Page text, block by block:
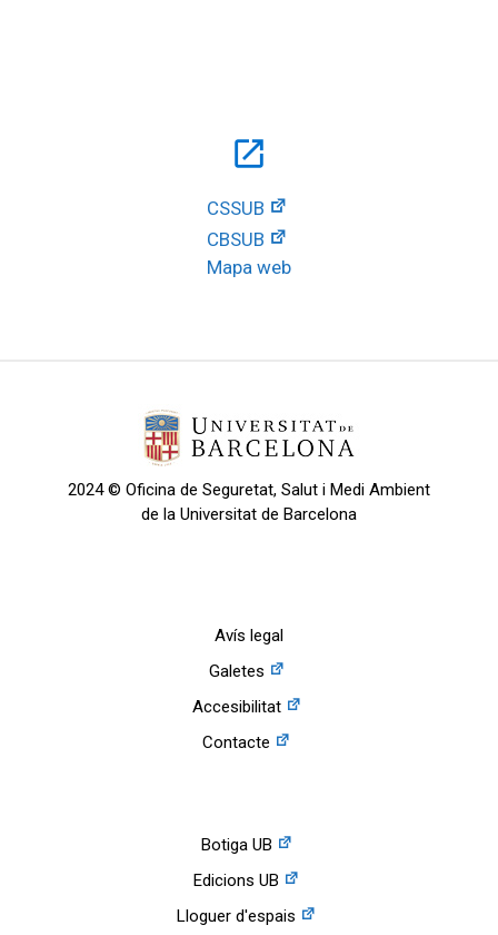
open_in_new
CSSUB
CBSUB
Mapa web
2024 © Oficina de Seguretat, Salut i Medi Ambient
de la Universitat de Barcelona
Avís legal
Galetes
Accesibilitat
Contacte
Botiga UB
Edicions UB
Lloguer d'espais